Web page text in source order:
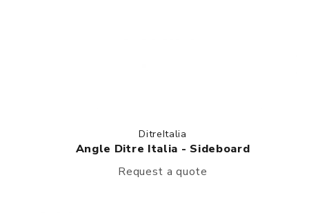
DitreItalia
Angle Ditre Italia - Sideboard
Request a quote